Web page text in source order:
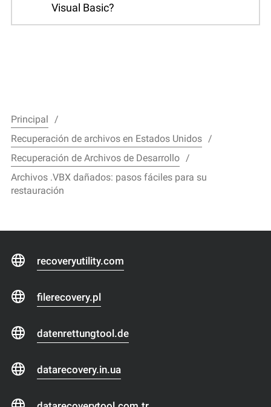
Visual Basic?
Principal
Recuperación de archivos en Estados Unidos
Recuperación de Archivos de Desarrollo
Archivos .VBX dañados: pasos fáciles para su
restauración
recoveryutility.com
filerecovery.pl
datenrettungtool.de
datarecovery.in.ua